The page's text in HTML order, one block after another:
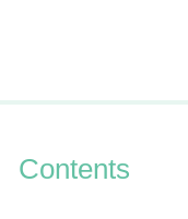
Contents